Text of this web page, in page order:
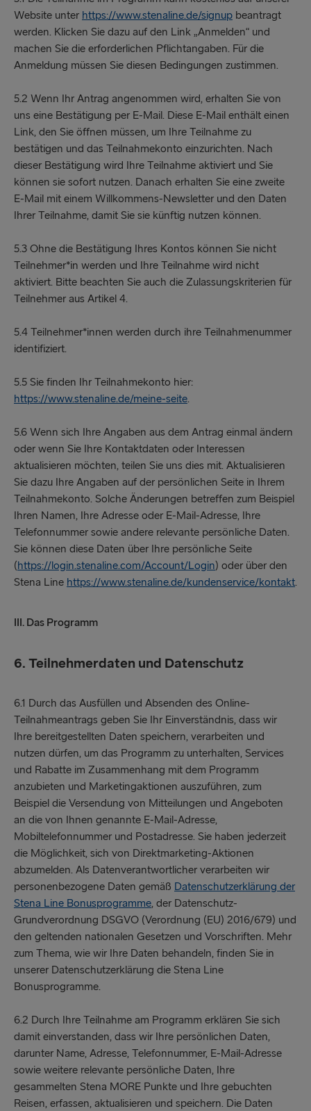
Website unter https://www.stenaline.de/signup beantragt
werden. Klicken Sie dazu auf den Link „Anmelden“ und
machen Sie die erforderlichen Pflichtangaben. Für die
Anmeldung müssen Sie diesen Bedingungen zustimmen.
5.2 Wenn Ihr Antrag angenommen wird, erhalten Sie von
uns eine Bestätigung per E-Mail. Diese E-Mail enthält einen
Link, den Sie öffnen müssen, um Ihre Teilnahme zu
bestätigen und das Teilnahmekonto einzurichten. Nach
dieser Bestätigung wird Ihre Teilnahme aktiviert und Sie
können sie sofort nutzen. Danach erhalten Sie eine zweite
E-Mail mit einem Willkommens-Newsletter und den Daten
Ihrer Teilnahme, damit Sie sie künftig nutzen können.
5.3 Ohne die Bestätigung Ihres Kontos können Sie nicht
Teilnehmer*in werden und Ihre Teilnahme wird nicht
aktiviert. Bitte beachten Sie auch die Zulassungskriterien für
Teilnehmer aus Artikel 4.
5.4 Teilnehmer*innen werden durch ihre Teilnahmenummer
identifiziert.
5.5 Sie finden Ihr Teilnahmekonto hier:
https://www.stenaline.de/meine-seite.
5.6 Wenn sich Ihre Angaben aus dem Antrag einmal ändern
oder wenn Sie Ihre Kontaktdaten oder Interessen
aktualisieren möchten, teilen Sie uns dies mit. Aktualisieren
Sie dazu Ihre Angaben auf der persönlichen Seite in Ihrem
Teilnahmekonto. Solche Änderungen betreffen zum Beispiel
Ihren Namen, Ihre Adresse oder E-Mail-Adresse, Ihre
Telefonnummer sowie andere relevante persönliche Daten.
Sie können diese Daten über Ihre persönliche Seite
(https://login.stenaline.com/Account/Login) oder über den
Stena Line https://www.stenaline.de/kundenservice/kontakt.
III. Das Programm
6. Teilnehmerdaten und Datenschutz
6.1 Durch das Ausfüllen und Absenden des Online-
Teilnahmeantrags geben Sie Ihr Einverständnis, dass wir
Ihre bereitgestellten Daten speichern, verarbeiten und
nutzen dürfen, um das Programm zu unterhalten, Services
und Rabatte im Zusammenhang mit dem Programm
anzubieten und Marketingaktionen auszuführen, zum
Beispiel die Versendung von Mitteilungen und Angeboten
an die von Ihnen genannte E-Mail-Adresse,
Mobiltelefonnummer und Postadresse. Sie haben jederzeit
die Möglichkeit, sich von Direktmarketing-Aktionen
abzumelden. Als Datenverantwortlicher verarbeiten wir
personenbezogene Daten gemäß Datenschutzerklärung der
Stena Line Bonusprogramme, der Datenschutz-
Grundverordnung DSGVO (Verordnung (EU) 2016/679) und
den geltenden nationalen Gesetzen und Vorschriften. Mehr
zum Thema, wie wir Ihre Daten behandeln, finden Sie in
unserer Datenschutzerklärung die Stena Line
Bonusprogramme.
6.2 Durch Ihre Teilnahme am Programm erklären Sie sich
damit einverstanden, dass wir Ihre persönlichen Daten,
darunter Name, Adresse, Telefonnummer, E-Mail-Adresse
sowie weitere relevante persönliche Daten, Ihre
gesammelten Stena MORE Punkte und Ihre gebuchten
Reisen, erfassen, aktualisieren und speichern. Die Daten